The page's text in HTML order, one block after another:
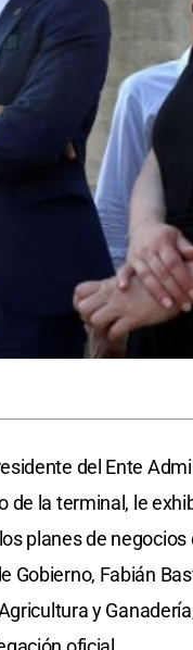
del Ente
la terminal, le
planes de
Gobierno, Fabián
y